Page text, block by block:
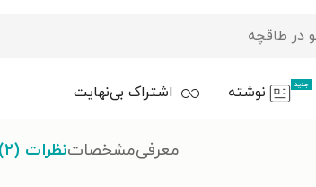
جدید نوشته اشتراک بی‌نهایت
معرفیمشخصاتنظرات (۲)